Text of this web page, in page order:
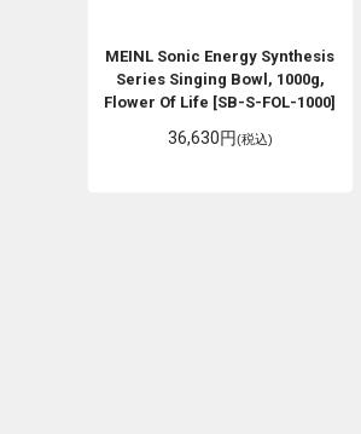
MEINL Sonic Energy Synthesis
Series Singing Bowl, 1000g,
Flower Of Life [SB-S-FOL-1000]
36,630円(税込)